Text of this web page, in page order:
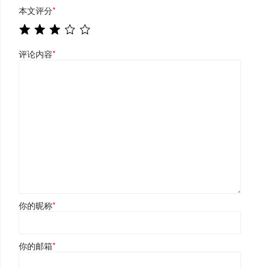
本文评分*
评论内容*
你的昵称*
你的邮箱*